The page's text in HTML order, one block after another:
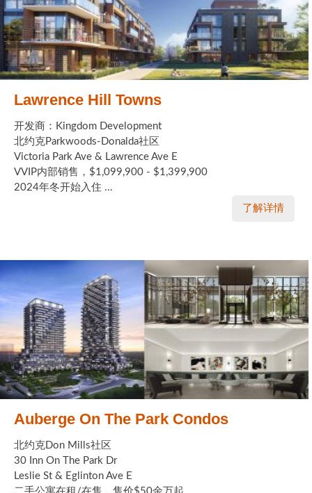
Lawrence Hill Towns
开发商：Kingdom Development
北约克Parkwoods-Donalda社区
Victoria Park Ave & Lawrence Ave E
VVIP内部销售，$1,099,900 - $1,399,900
2024年冬开始入住 ...
了解详情
Auberge On The Park Condos
北约克Don Mills社区
30 Inn On The Park Dr
Leslie St & Eglinton Ave E